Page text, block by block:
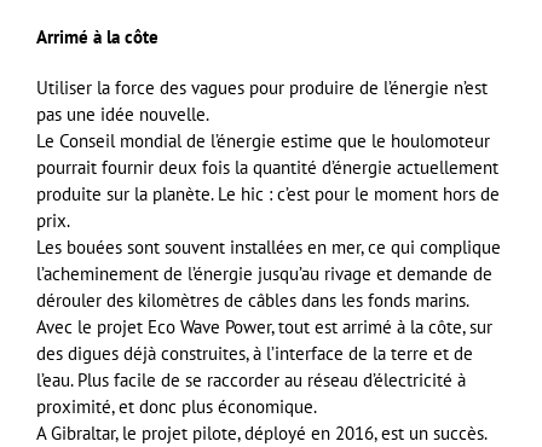
Arrimé à la côte
Utiliser la force des vagues pour produire de l’énergie n’est
pas une idée nouvelle.
Le Conseil mondial de l’énergie estime que le houlomoteur
pourrait fournir deux fois la quantité d’énergie actuellement
produite sur la planète. Le hic : c’est pour le moment hors de
prix.
Les bouées sont souvent installées en mer, ce qui complique
l’acheminement de l’énergie jusqu’au rivage et demande de
dérouler des kilomètres de câbles dans les fonds marins.
Avec le projet Eco Wave Power, tout est arrimé à la côte, sur
des digues déjà construites, à l’interface de la terre et de
l’eau. Plus facile de se raccorder au réseau d’électricité à
proximité, et donc plus économique.
A Gibraltar, le projet pilote, déployé en 2016, est un succès.